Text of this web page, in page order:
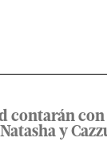
contarán con
y